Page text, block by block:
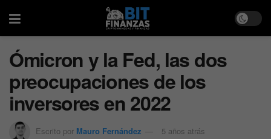
Ómicron y la Fed, las dos
preocupaciones de los
inversores en 2022
Escrito por Mauro Fernández 5 años atrás